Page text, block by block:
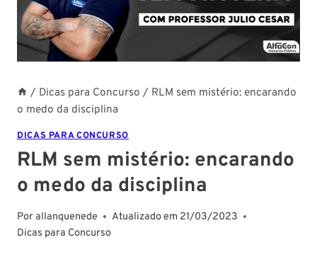
/ Dicas para Concurso / RLM sem mistério: encarando
o medo da disciplina
DICAS PARA CONCURSO
RLM sem mistério: encarando
o medo da disciplina
Porallanquenede Atualizado em 21/03/2023
Dicas para Concurso